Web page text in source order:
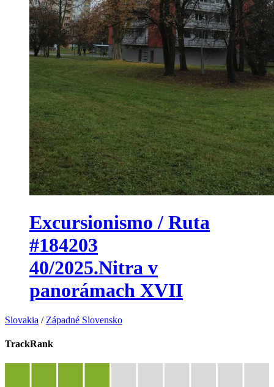
Excursionismo / Ruta
#184203
40/2025.Nitra v
panorámach XVII
Slovakia / Západné Slovensko
TrackRank